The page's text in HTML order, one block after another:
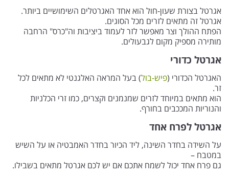
אגרטל בצורת שעון-חול הוא אחד האגרטלים השימושיים ביותר.
אגרטל זה מתאים לזרים מכל הסוגים.
הפתח ההולך וצר מאפשר לזר לעמוד ביציבות וה"כרס" הרחבה
מותירה מספיק מקום לגבעולים.
אגרטל כדורי
האגרטל הכדורי (פיש-בול) בעל המראה האלגנטי לא מתאים לכל
זר.
הוא מתאים במיוחד לזרים שמנמנים וקצרים, כמו זרי הכלניות
והנוריות המככבים בחורף.
אגרטל לפרח אחד
על השידה בחדר השינה, ליד הכיור בחדר האמבטיה או על השיש
במטבח –
גם פרח אחד יכול לשמח אתכם אם יש לכם אגרטל מתאים בשבילו.